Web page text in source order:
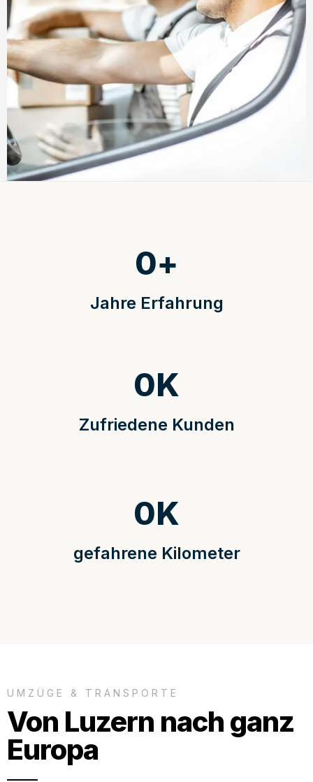
Jahre Erfahrung
0+
Zufriedene Kunden
0K
gefahrene Kilometer
0K
UMZÜGE & TRANSPORTE
Von Luzern nach ganz
Europa